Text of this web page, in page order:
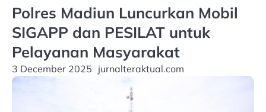
Polres Madiun Luncurkan Mobil
SIGAPP dan PESILAT untuk
Pelayanan Masyarakat
3 December 2025 jurnalteraktual.com